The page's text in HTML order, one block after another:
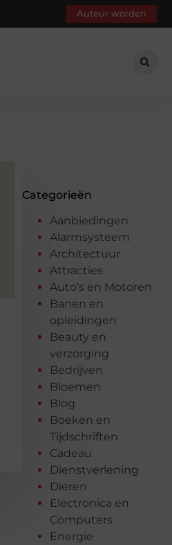
Auteur worden
Categorieën
Aanbiedingen
Alarmsysteem
Architectuur
Attracties
Auto’s en Motoren
Banen en
opleidingen
Beauty en
verzorging
Bedrijven
Bloemen
Blog
Boeken en
Tijdschriften
Cadeau
Dienstverlening
Dieren
Electronica en
Computers
Energie